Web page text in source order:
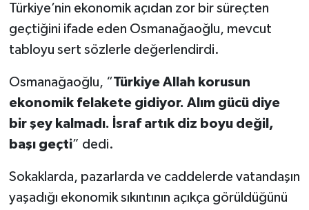
Türkiye’nin ekonomik açıdan zor bir süreçten
geçtiğini ifade eden Osmanağaoğlu, mevcut
tabloyu sert sözlerle değerlendirdi.
Osmanağaoğlu, “Türkiye Allah korusun
ekonomik felakete gidiyor. Alım gücü diye
bir şey kalmadı. İsraf artık diz boyu değil,
başı geçti” dedi.
Sokaklarda, pazarlarda ve caddelerde vatandaşın
yaşadığı ekonomik sıkıntının açıkça görüldüğünü